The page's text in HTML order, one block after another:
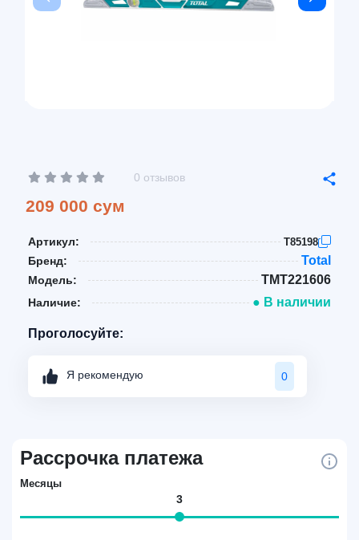
0 отзывов
209 000 сум
Артикул: T85198
Бренд: Total
Модель: TMT221606
Наличие: ● В наличии
Проголосуйте:
Я рекомендую 0
Рассрочка платежа
Месяцы
3